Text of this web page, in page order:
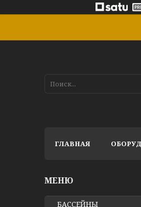
ГЛАВНАЯ
БАССЕЙНЫ